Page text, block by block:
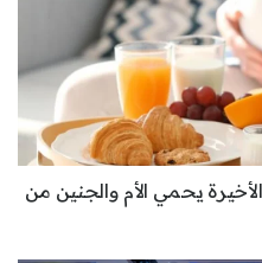
يحمي الأم والجنين من